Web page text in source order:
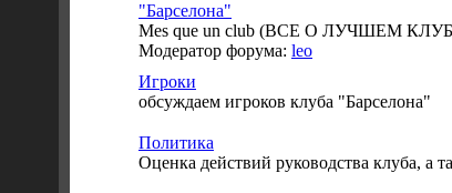
"Барселона"
Mes que un club (ВСЕ О ЛУЧШЕМ
Модератор форума: leo
Игроки
обсуждаем игроков клуба "Барселона"
Политика
Оценка действий руководства клуба, а